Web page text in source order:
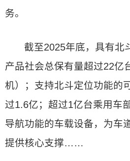
务。
截至2025年底，具有北
产品社会总保有量超过22亿
机）；支持北斗定位功能的
过1.6亿；超过1亿台乘用车
导航功能的车载设备，为车
提供核心支撑……